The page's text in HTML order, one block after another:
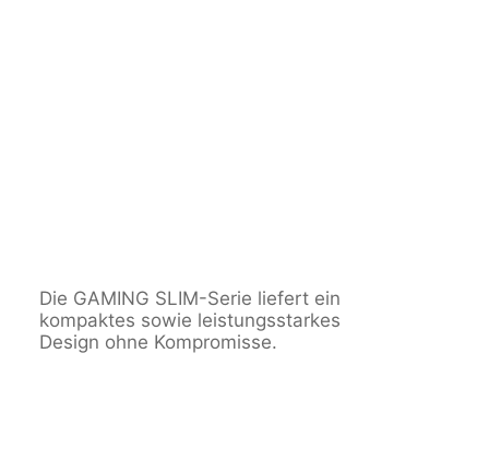
Die GAMING SLIM-Serie liefert ein
kompaktes sowie leistungsstarkes
Design ohne Kompromisse.